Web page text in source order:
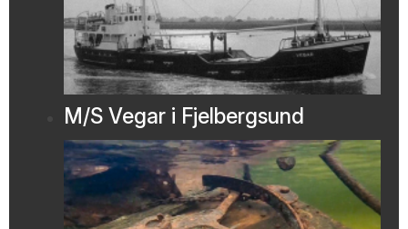
M/S Vegar i Fjelbergsund